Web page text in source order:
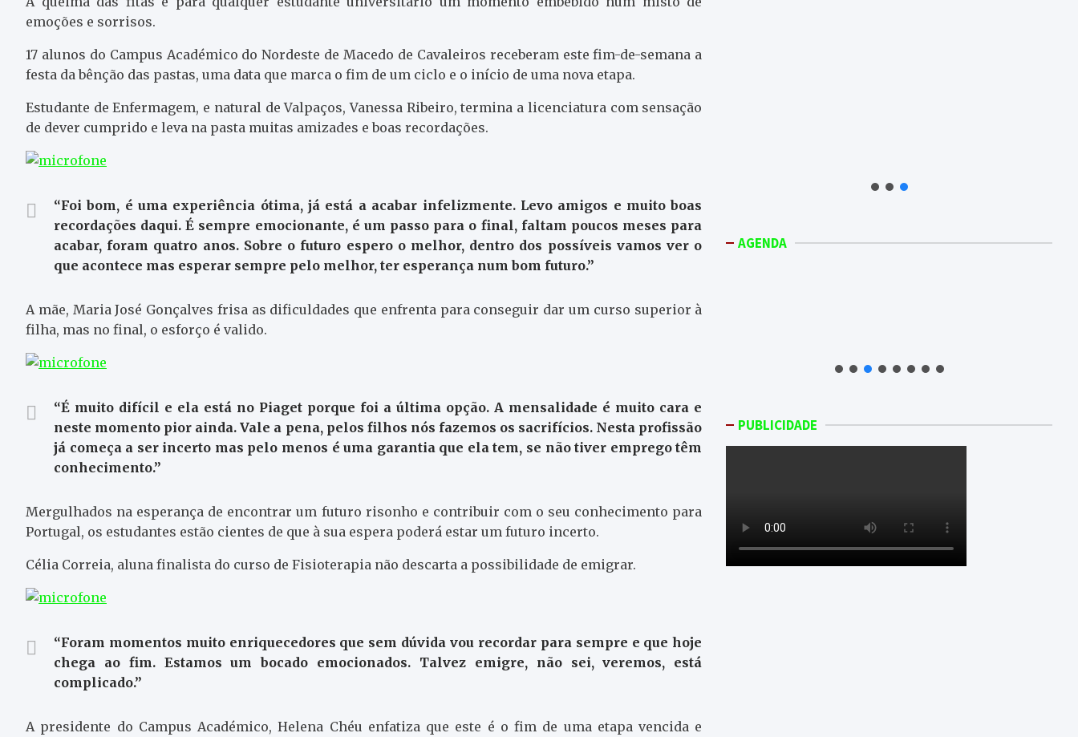
emoções e sorrisos.
17 alunos do Campus Académico do Nordeste de Macedo de Cavaleiros receberam este fim-de-semana a
festa da bênção das pastas, uma data que marca o fim de um ciclo e o início de uma nova etapa.
Estudante de Enfermagem, e natural de Valpaços, Vanessa Ribeiro, termina a licenciatura com sensação
de dever cumprido e leva na pasta muitas amizades e boas recordações.
“Foi bom, é uma experiência ótima, já está a acabar infelizmente. Levo amigos e muito boas
recordações daqui. É sempre emocionante, é um passo para o final, faltam poucos meses para
acabar, foram quatro anos. Sobre o futuro espero o melhor, dentro dos possíveis vamos ver o
que acontece mas esperar sempre pelo melhor, ter esperança num bom futuro.”
A mãe, Maria José Gonçalves frisa as dificuldades que enfrenta para conseguir dar um curso superior à
filha, mas no final, o esforço é valido.
“É muito difícil e ela está no Piaget porque foi a última opção. A mensalidade é muito cara e
neste momento pior ainda. Vale a pena, pelos filhos nós fazemos os sacrifícios. Nesta profissão
já começa a ser incerto mas pelo menos é uma garantia que ela tem, se não tiver emprego têm
conhecimento.”
Mergulhados na esperança de encontrar um futuro risonho e contribuir com o seu conhecimento para
Portugal, os estudantes estão cientes de que à sua espera poderá estar um futuro incerto.
Célia Correia, aluna finalista do curso de Fisioterapia não descarta a possibilidade de emigrar.
“Foram momentos muito enriquecedores que sem dúvida vou recordar para sempre e que hoje
chega ao fim. Estamos um bocado emocionados. Talvez emigre, não sei, veremos, está
complicado.”
A presidente do Campus Académico, Helena Chéu enfatiza que este é o fim de uma etapa vencida e
AGENDA
PUBLICIDADE